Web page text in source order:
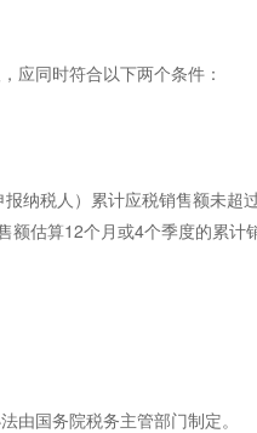
应同时符合以下两个条件：
纳税人）累计应税销售额未超
估算12个月或4个季度的累计
由国务院税务主管部门制定。